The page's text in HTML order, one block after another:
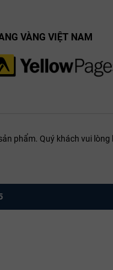
VÀNG VIỆT NAM
phẩm. Quý khách vui